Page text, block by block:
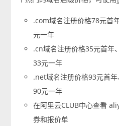
.com域名注册价格78元首
元一年
.cn域名注册价格35元首年
33元一年
.net域名注册价格93元首
90元一年
在阿里云CLUB中心查看
券和报价单